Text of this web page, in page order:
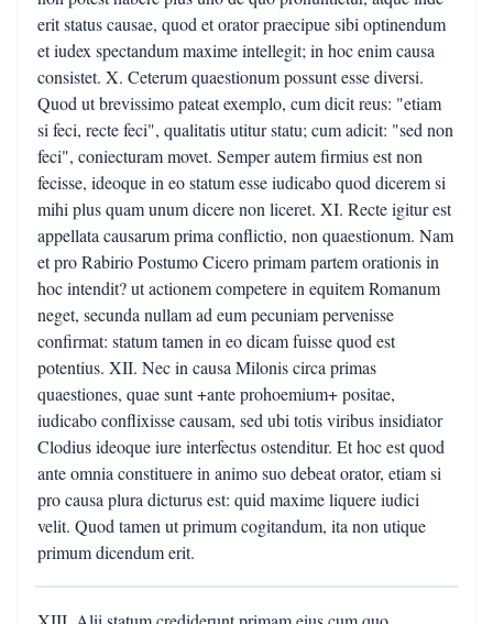
erit status causae, quod et orator praecipue sibi optinendum
et iudex spectandum maxime intellegit; in hoc enim causa
consistet. X. Ceterum quaestionum possunt esse diversi.
Quod ut brevissimo pateat exemplo, cum dicit reus: "etiam
si feci, recte feci", qualitatis utitur statu; cum adicit: "sed non
feci", coniecturam movet. Semper autem firmius est non
fecisse, ideoque in eo statum esse iudicabo quod dicerem si
mihi plus quam unum dicere non liceret. XI. Recte igitur est
appellata causarum prima conflictio, non quaestionum. Nam
et pro Rabirio Postumo Cicero primam partem orationis in
hoc intendit? ut actionem competere in equitem Romanum
neget, secunda nullam ad eum pecuniam pervenisse
confirmat: statum tamen in eo dicam fuisse quod est
potentius. XII. Nec in causa Milonis circa primas
quaestiones, quae sunt +ante prohoemium+ positae,
iudicabo conflixisse causam, sed ubi totis viribus insidiator
Clodius ideoque iure interfectus ostenditur. Et hoc est quod
ante omnia constituere in animo suo debeat orator, etiam si
pro causa plura dicturus est: quid maxime liquere iudici
velit. Quod tamen ut primum cogitandum, ita non utique
primum dicendum erit.